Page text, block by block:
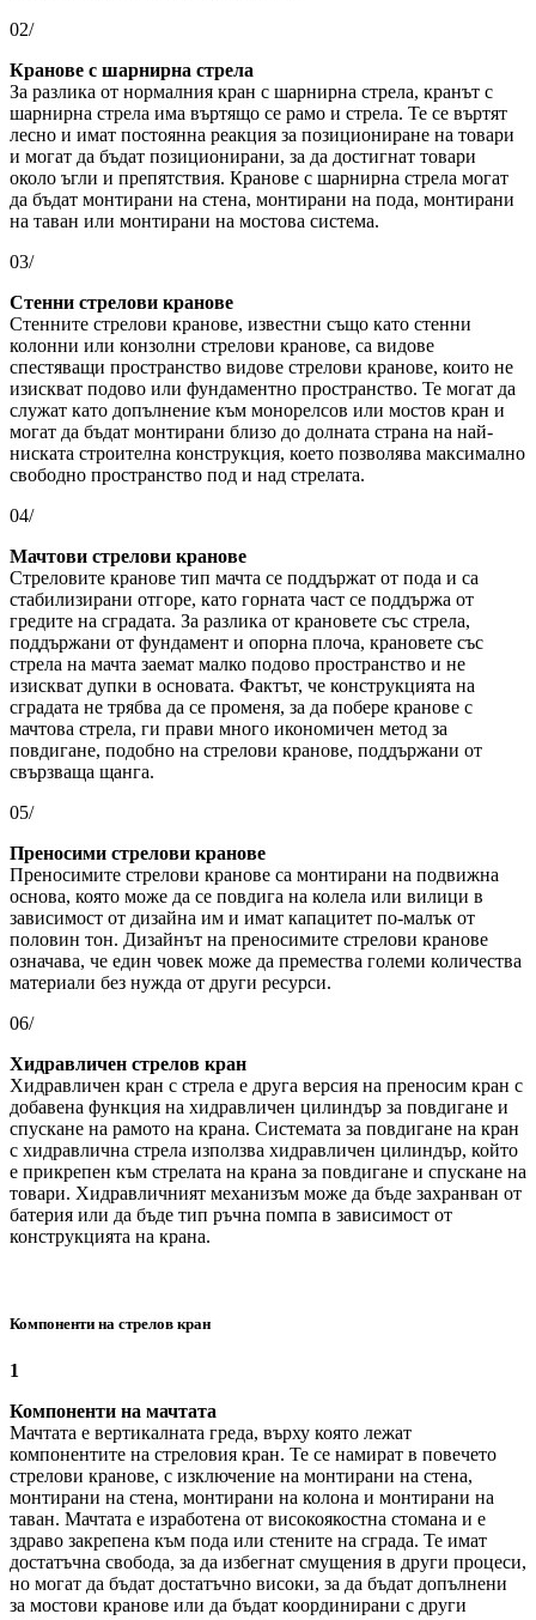
02/
Кранове с шарнирна стрела
За разлика от нормалния кран с шарнирна стрела, кранът с
шарнирна стрела има въртящо се рамо и стрела. Те се въртят
лесно и имат постоянна реакция за позициониране на товари
и могат да бъдат позиционирани, за да достигнат товари
около ъгли и препятствия. Кранове с шарнирна стрела могат
да бъдат монтирани на стена, монтирани на пода, монтирани
на таван или монтирани на мостова система.
03/
Стенни стрелови кранове
Стенните стрелови кранове, известни също като стенни
колонни или конзолни стрелови кранове, са видове
спестяващи пространство видове стрелови кранове, които не
изискват подово или фундаментно пространство. Те могат да
служат като допълнение към монорелсов или мостов кран и
могат да бъдат монтирани близо до долната страна на най-
ниската строителна конструкция, което позволява максимално
свободно пространство под и над стрелата.
04/
Мачтови стрелови кранове
Стреловите кранове тип мачта се поддържат от пода и са
стабилизирани отгоре, като горната част се поддържа от
гредите на сградата. За разлика от крановете със стрела,
поддържани от фундамент и опорна плоча, крановете със
стрела на мачта заемат малко подово пространство и не
изискват дупки в основата. Фактът, че конструкцията на
сградата не трябва да се променя, за да побере кранове с
мачтова стрела, ги прави много икономичен метод за
повдигане, подобно на стрелови кранове, поддържани от
свързваща щанга.
05/
Преносими стрелови кранове
Преносимите стрелови кранове са монтирани на подвижна
основа, която може да се повдига на колела или вилици в
зависимост от дизайна им и имат капацитет по-малък от
половин тон. Дизайнът на преносимите стрелови кранове
означава, че един човек може да премества големи количества
материали без нужда от други ресурси.
06/
Хидравличен стрелов кран
Хидравличен кран с стрела е друга версия на преносим кран с
добавена функция на хидравличен цилиндър за повдигане и
спускане на рамото на крана. Системата за повдигане на кран
с хидравлична стрела използва хидравличен цилиндър, който
е прикрепен към стрелата на крана за повдигане и спускане на
товари. Хидравличният механизъм може да бъде захранван от
батерия или да бъде тип ръчна помпа в зависимост от
конструкцията на крана.
Компоненти на стрелов кран
1
Компоненти на мачтата
Мачтата е вертикалната греда, върху която лежат
компонентите на стреловия кран. Те се намират в повечето
стрелови кранове, с изключение на монтирани на стена,
монтирани на стена, монтирани на колона и монтирани на
таван. Мачтата е изработена от високоякостна стомана и е
здраво закрепена към пода или стените на сграда. Те имат
достатъчна свобода, за да избегнат смущения в други процеси,
но могат да бъдат достатъчно високи, за да бъдат допълнени
за мостови кранове или да бъдат координирани с други